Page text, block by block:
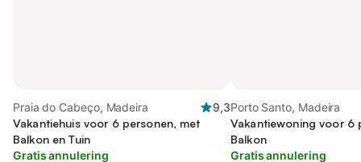
Praia do Cabeço, Madeira
9,3
Vakantiehuis voor 6 personen, met
Balkon en Tuin
Gratis annulering
Porto Santo, Madeira
Vakantiewoning voor 6
Balkon
Gratis annulering